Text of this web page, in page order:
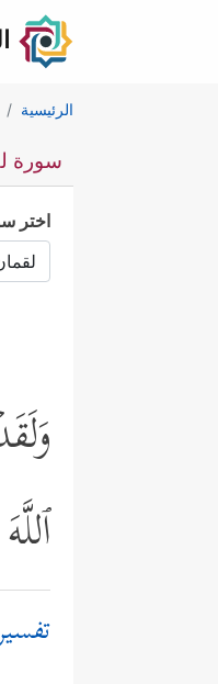
الرئيسية
سورة
اختر